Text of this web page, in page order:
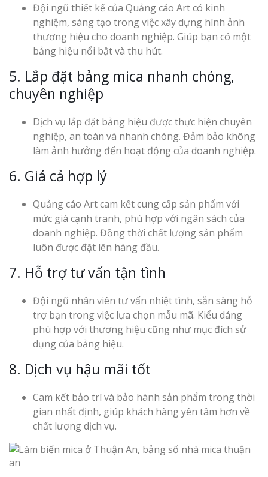
Đội ngũ thiết kế của Quảng cáo Art có kinh
nghiệm, sáng tạo trong việc xây dựng hình ảnh
thương hiệu cho doanh nghiệp. Giúp bạn có một
bảng hiệu nổi bật và thu hút.
5. Lắp đặt bảng mica nhanh chóng,
chuyên nghiệp
Dịch vụ lắp đặt bảng hiệu được thực hiện chuyên
nghiệp, an toàn và nhanh chóng. Đảm bảo không
làm ảnh hưởng đến hoạt động của doanh nghiệp.
6. Giá cả hợp lý
Quảng cáo Art cam kết cung cấp sản phẩm với
mức giá cạnh tranh, phù hợp với ngân sách của
doanh nghiệp. Đồng thời chất lượng sản phẩm
luôn được đặt lên hàng đầu.
7. Hỗ trợ tư vấn tận tình
Đội ngũ nhân viên tư vấn nhiệt tình, sẵn sàng hỗ
trợ bạn trong việc lựa chọn mẫu mã. Kiểu dáng
phù hợp với thương hiệu cũng như mục đích sử
dụng của bảng hiệu.
8. Dịch vụ hậu mãi tốt
Cam kết bảo trì và bảo hành sản phẩm trong thời
gian nhất định, giúp khách hàng yên tâm hơn về
chất lượng dịch vụ.